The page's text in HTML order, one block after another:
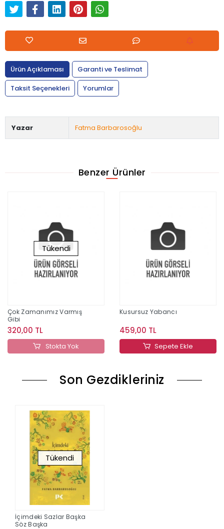
Ürün Açıklaması
Garanti ve Teslimat
Taksit Seçenekleri
Yorumlar
Yazar Fatma Barbarosoğlu
Benzer Ürünler
Tükendi
Çok Zamanımız Varmış
Gibi
320,00 TL
Stokta Yok
Kusursuz Yabancı
459,00 TL
Sepete Ekle
Son Gezdikleriniz
Tükendi
İçimdeki Sazlar Başka
Söz Başka